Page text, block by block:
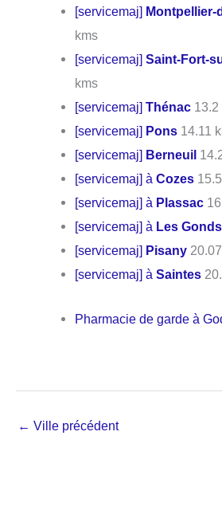
[servicemaj] Montpellier-
kms
[servicemaj]Saint-Fort-
kms
[servicemaj]Thénac 13.2
[servicemaj] Pons 14.11
[servicemaj] Berneuil
[servicemaj] àCozes
[servicemaj] à Plassac
[servicemaj] à Les Gonds
[servicemaj] Pisany
[servicemaj] àSaintes
Pharmacie de garde à
← Ville précédent